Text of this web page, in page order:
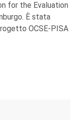
for the Evaluation
È stata
OCSE-PISA